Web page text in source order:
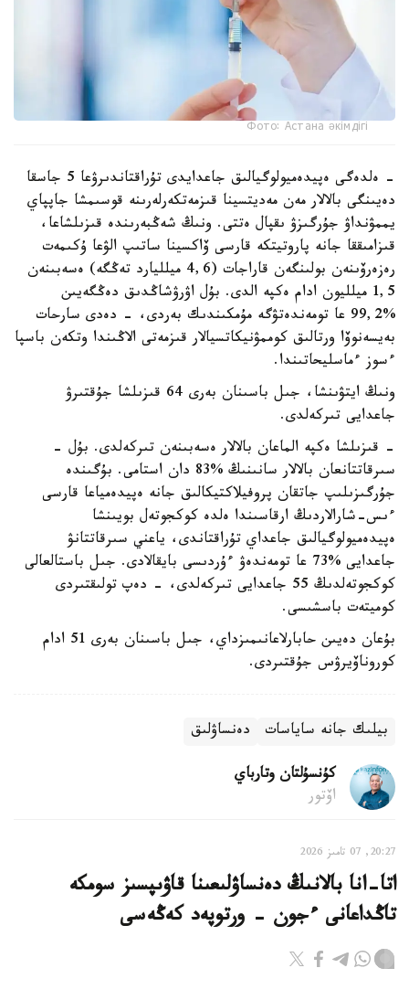
Фото: Астана әкімдігі
- ەلدەگى ەپيدەميولوگيالىق جاعدايدى تۇراقتاندىرۋعا 5 جاسقا
دەيىنگى بالالار مەن مەديتسينا قىزمەتكەرلەرىنە قوسىمشا جاپپاي
يممۋنداۋ جۇرگىزۋ ىقپال ەتتى. ونىڭ شەڭبەرىندە قىزىلشاعا،
قىزامىققا جانە پاروتيتكە قارسى ۆاكسينا ساتىپ الۋعا ۇكىمەت
رەزەرۆىنەن بولىنگەن قاراجات (4,6 ميلليارد تەڭگە) ەسەبىنەن
1,5 ميلليون ادام ەكپە الدى. بۇل اۋرۋشاڭدىق دەڭگەيىن
%99,2 عا تومەندەتۋگە مۇمكىندىك بەردى، - دەدى سارحات
بەيسەنوۆا ورتالىق كوممۋنيكاتسيالار قىزمەتى الاڭىندا وتكەن باسپا
ءسوز ءماسليحاتىندا.
ونىڭ ايتۋىنشا، جىل باسىنان بەرى 64 قىزىلشا جۇقتىرۋ
جاعدايى تىركەلدى.
- قىزىلشا ەكپە الماعان بالالار ەسەبىنەن تىركەلدى. بۇل -
سىرقاتتانعان بالالار سانىنىڭ %83 دان استامى. بۇگىندە
جۇرگىزىلىپ جاتقان پروفيلاكتيكالىق جانە ەپيدەمياعا قارسى
ءىس-شارالاردىڭ ارقاسىندا ەلدە كوكجوتەل بويىنشا
ەپيدەميولوگيالىق جاعداي تۇراقتاندى، ياعني سىرقاتتانۋ
جاعدايى %73 عا تومەندەۋ ءۇردىسى بايقالادى. جىل باستالعالى
كوكجوتەلدىڭ 55 جاعدايى تىركەلدى، - دەپ تولىقتىردى
كوميتەت باسشىسى.
بۇعان دەيىن حابارلاعانىمىزداي، جىل باسىنان بەرى 51 ادام
كوروناۆيرۋس جۇقتىردى.
بيلىك جانە ساياسات دەنساۋلىق
كۇنسۇلتان وتارباي
اۆتور
20:27, 07 تامىز 2026
اتا-انا بالانىڭ دەنساۋلىعىنا قاۋىپسىز سومكە
تاڭداعانى ءجون - ورتوپەد كەڭەسى